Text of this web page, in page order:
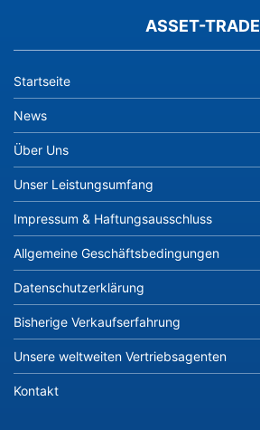
ASSET-TRADE
Startseite
News
Über Uns
Unser Leistungsumfang
Impressum & Haftungsausschluss
Allgemeine Geschäftsbedingungen
Datenschutzerklärung
Bisherige Verkaufserfahrung
Unsere weltweiten Vertriebsagenten
Kontakt